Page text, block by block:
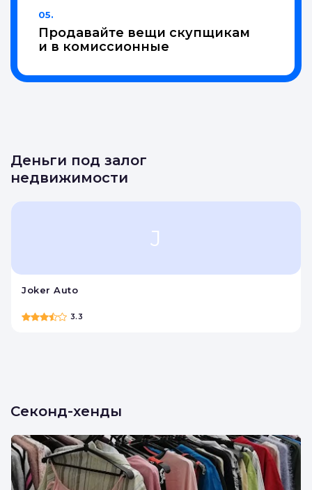
05.
Продавайте вещи скупщикам
и в комиссионные
Деньги под залог
недвижимости
J
Joker Auto
3.3
Секонд-хенды